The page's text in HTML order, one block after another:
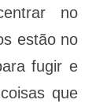
no
estão no
fugir e
que